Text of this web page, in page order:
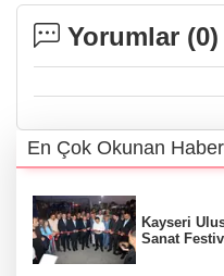
Yorumlar (0)
En Çok Okunan
Kayseri
Sanat